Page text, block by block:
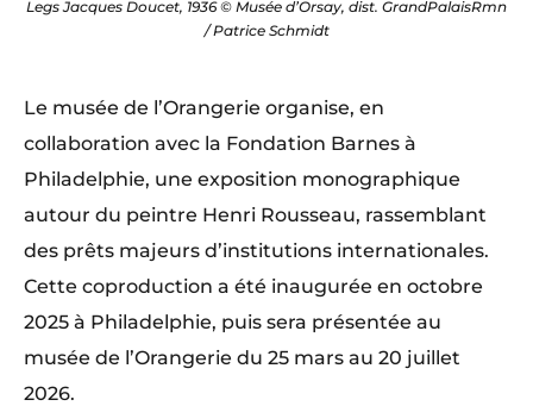
Legs Jacques Doucet, 1936 © Musée d’Orsay, dist. GrandPalaisRmn
/ Patrice Schmidt
Le musée de l’Orangerie organise, en
collaboration avec la Fondation Barnes à
Philadelphie, une exposition monographique
autour du peintre Henri Rousseau, rassemblant
des prêts majeurs d’institutions internationales.
Cette coproduction a été inaugurée en octobre
2025 à Philadelphie, puis sera présentée au
musée de l’Orangerie du 25 mars au 20 juillet
2026.